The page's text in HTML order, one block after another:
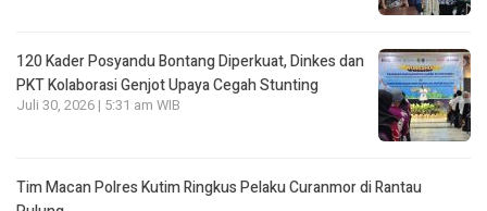
120 Kader Posyandu Bontang Diperkuat, Dinkes dan
PKT Kolaborasi Genjot Upaya Cegah Stunting
Juli 30, 2026 | 5:31 am WIB
Tim Macan Polres Kutim Ringkus Pelaku Curanmor di Rantau